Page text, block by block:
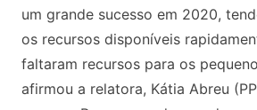
um grande sucesso em 2020,
os recursos disponíveis
faltaram recursos para os
afirmou a relatora, Kátia Abreu